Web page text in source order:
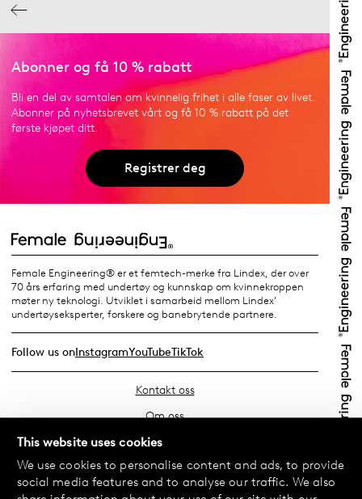
This website uses cookies
We use cookies to personalise content and ads, to provide
social media features and to analyse our traffic. We also
Abonner og få 10 % rabatt
Bli en del av samtalen om kvinnelig frihet i alle faser av livet.
Abonner på nyhetsbrevet vårt og få 10 % rabatt på det
første kjøpet ditt.
Registrer deg
Female Engineering® er et femtech-merke fra Lindex, der over
70 års erfaring med undertøy og kunnskap om kvinnekroppen
møter ny teknologi. Utviklet i samarbeid mellom Lindex’
undertøyseksperter, forskere og banebrytende partnere.
Follow us onInstagramYouTubeTikTok
Kontakt oss
Om oss
Finn din butikk
Vanlige spørsmål
Vilkår